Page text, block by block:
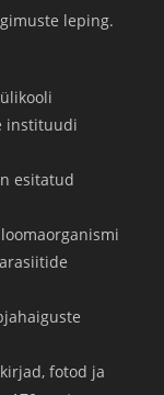
leping.
instituudi
esitatud
fotod ja